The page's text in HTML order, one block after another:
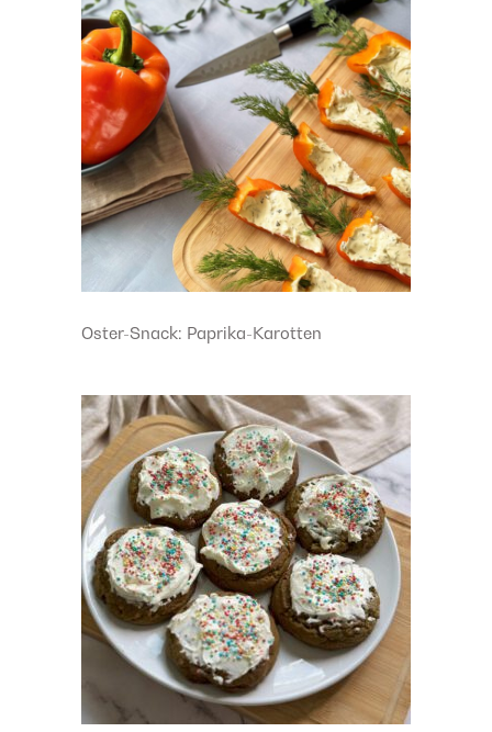
Oster-Snack: Paprika-Karotten